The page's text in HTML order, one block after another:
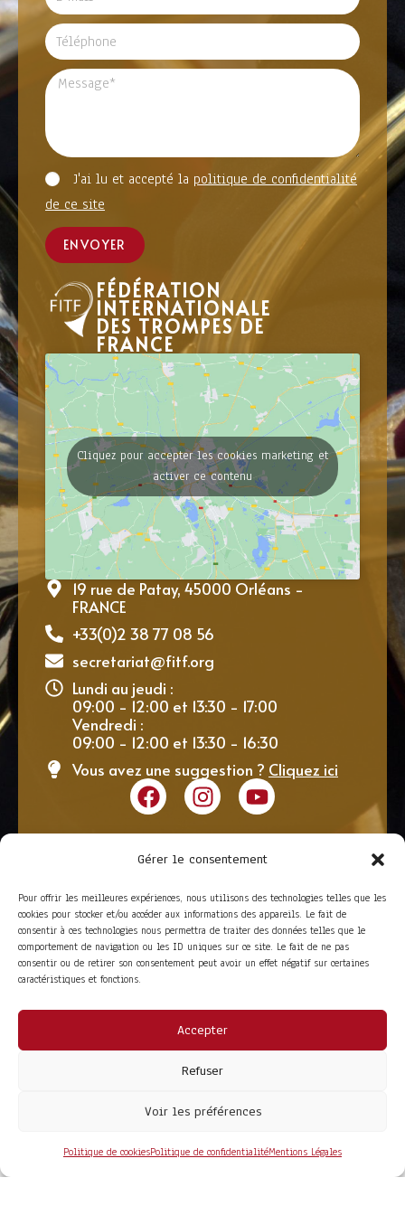
Gérer le consentement
Pour offrir les meilleures expériences, nous utilisons des technologies telles que les
cookies pour stocker et/ou accéder aux informations des appareils. Le fait de
consentir à ces technologies nous permettra de traiter des données telles que le
comportement de navigation ou les ID uniques sur ce site. Le fait de ne pas
consentir ou de retirer son consentement peut avoir un effet négatif sur certaines
caractéristiques et fonctions.
Accepter
Refuser
Voir les préférences
Politique de cookiesPolitique de confidentialitéMentions Légales
J'ai lu et accepté la politique de confidentialité
de ce site
ENVOYER
FÉDÉRATION
INTERNATIONALE
DES TROMPES DE
FRANCE
Cliquez pour accepter les cookies marketing et
activer ce contenu
19 rue de Patay, 45000 Orléans -
FRANCE
+33(0)2 38 77 08 56
secretariat@fitf.org
Lundi au jeudi :
09:00 - 12:00 et 13:30 - 17:00
Vendredi :
09:00 - 12:00 et 13:30 - 16:30
Vous avez une suggestion ? Cliquez ici
Adhérer
Conditions Générales de Vente
Mentions Légales